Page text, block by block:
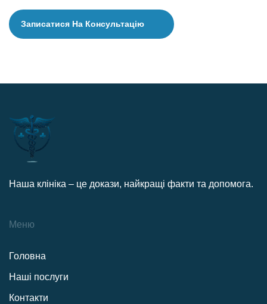
Наша клініка – це докази, найкращі факти та допомога.
Меню
Головна
Наші послуги
Контакти